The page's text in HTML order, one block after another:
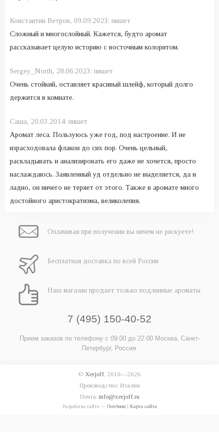
Константин Ветров, 09.09.2023: пишет
Сложный и многослойный. Кажется, будто аромат
рассказывает целую историю с восточным колоритом.
Sergey_North, 28.06.2023: пишет
Очень стойкий, оставляет красивый шлейф, который долго
держится в комнате.
Саша, 20.03.2014: пишет
Аромат леса. Пользуюсь уже год, под настроение. И не
израсходовала флакон до сих пор. Очень цельный,
раскладывать и анализировать его даже не хочется, просто
наслаждаюсь. Заявленный уд отдельно не выделяется, да и
ладно, он ничего не теряет от этого. Также в аромате много
достойного аристократизма, великолепия.
Оплачивая при получении вы ничем не рискуете!
Бесплатная доставка по всей России
Наш магазин продает только подлинные ароматы
7 (495) 150-40-52
Прием заказов по телефону с 09:00 до 22:00Москва, Санкт-
Петербург, Россия.
© Xerjoff , 2010—2026
Производство: Италия
Почта: info@xerjoff.ru
Разработка сайта — Overboost| Карта сайта